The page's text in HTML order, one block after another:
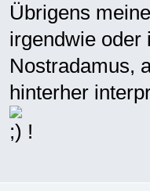
Übrigens
irgendwie oder
Nostradamus,
hinterher
!